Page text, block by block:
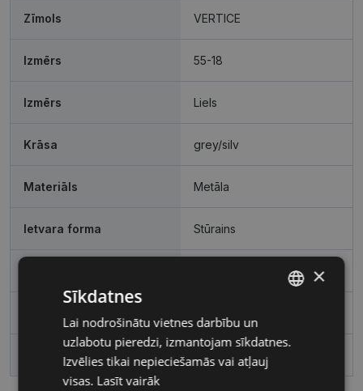
Zīmols VERTICE
Izmērs 55-18
Izmērs Liels
Krāsa grey/silv
Materiāls Metāla
Ietvara forma Stūrains
Deguna pārnese, mm 18
RUSSIAN
×
Sīkdatnes
Lai nodrošinātu vietnes darbību un
uzlabotu pieredzi, izmantojam sīkdatnes.
Izvēlies tikai nepieciešamās vai atļauj
visas. Lasīt vairāk